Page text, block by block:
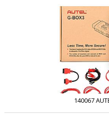
140067